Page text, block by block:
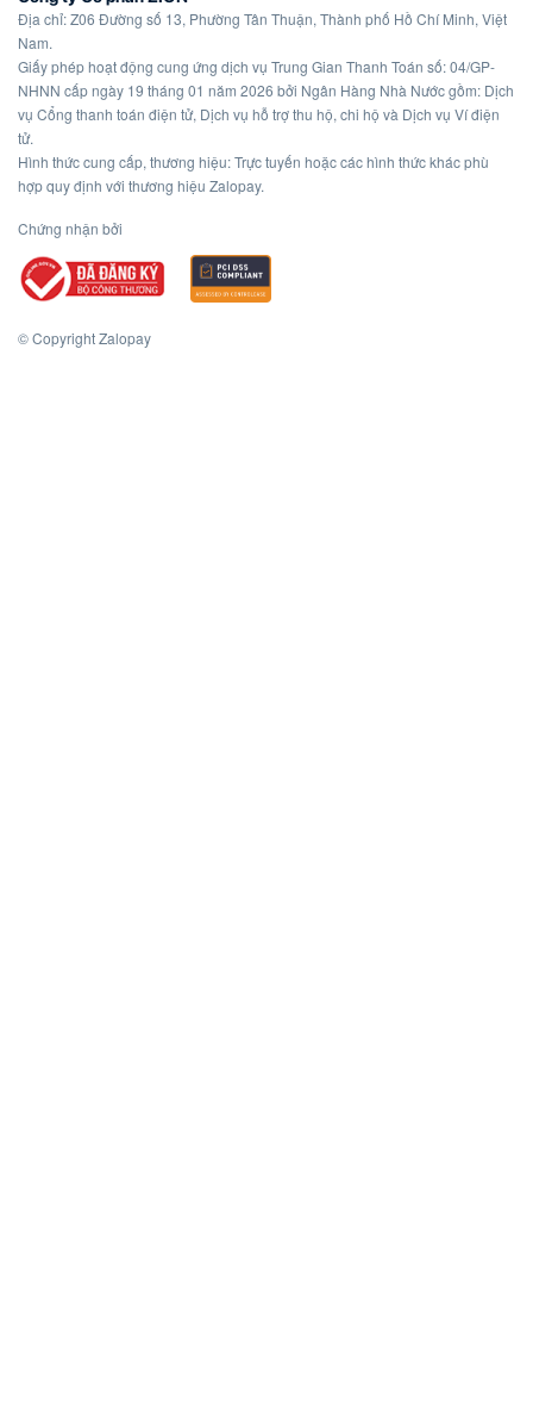
Địa chỉ: Z06 Đường số 13, Phường Tân Thuận, Thành phố Hồ Chí Minh, Việt
Nam.
Giấy phép hoạt động cung ứng dịch vụ Trung Gian Thanh Toán số: 04/GP-
NHNN cấp ngày 19 tháng 01 năm 2026 bởi Ngân Hàng Nhà Nước gồm: Dịch
vụ Cổng thanh toán điện tử, Dịch vụ hỗ trợ thu hộ, chi hộ và Dịch vụ Ví điện
tử.
Hình thức cung cấp, thương hiệu: Trực tuyến hoặc các hình thức khác phù
hợp quy định với thương hiệu Zalopay.
Chứng nhận bởi
© Copyright Zalopay